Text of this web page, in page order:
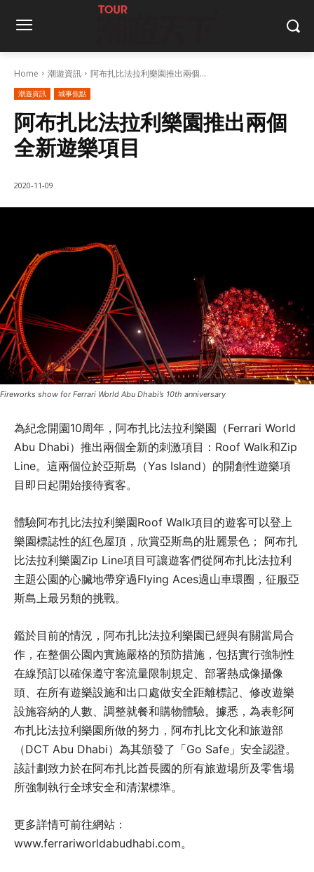
Home 潮遊資訊 阿布扎比法拉利樂園推出兩個...
潮遊資訊 城事焦點
阿布扎比法拉利樂園推出兩個
全新遊樂項目
2020-11-09
Fireworks show for Ferrari World Abu Dhabi’s 10th anniversary
為紀念開園10周年，阿布扎比法拉利樂園（Ferrari World
Abu Dhabi）推出兩個全新的刺激項目：Roof Walk和Zip
Line。這兩個位於亞斯島（Yas Island）的開創性遊樂項
目即日起開始接待賓客。
體驗阿布扎比法拉利樂園Roof Walk項目的遊客可以登上
樂園標誌性的紅色屋頂，欣賞亞斯島的壯麗景色； 阿布扎
比法拉利樂園Zip Line項目可讓遊客們從阿布扎比法拉利
主題公園的心臟地帶穿過Flying Aces過山車環圈，征服亞
斯島上最另類的挑戰。
鑑於目前的情況，阿布扎比法拉利樂園已經與有關當局合
作，在整個公園內實施嚴格的預防措施，包括實行強制性
在線預訂以確保遵守客流量限制規定、部署熱成像攝像
頭、在所有遊樂設施和出口處做安全距離標記、修改遊樂
設施容納的人數、調整就餐和購物體驗。據悉，為表彰阿
布扎比法拉利樂園所做的努力，阿布扎比文化和旅遊部
（DCT Abu Dhabi）為其頒發了「Go Safe」安全認證。
該計劃致力於在阿布扎比酋長國的所有旅遊場所及零售場
所強制執行全球安全和清潔標準。
更多詳情可前往網站：
www.ferrariworldabudhabi.com。